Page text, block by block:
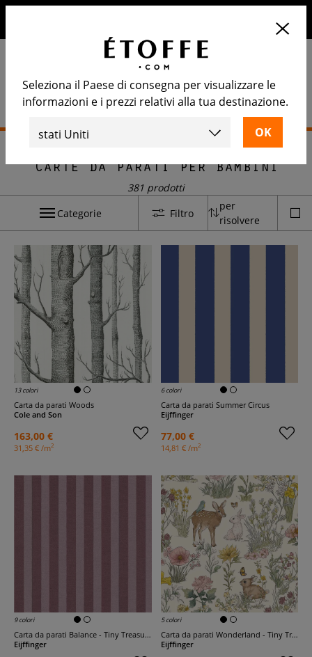
> Carta da parati
Carte da parati per bambini
381 prodotti
Categorie
Filtro
per
risolvere
13 colori
Carta da parati Woods
Cole and Son
163,00 €
31,35 € /m2
6 colori
Carta da parati Summer Circus
Eijffinger
77,00 €
14,81 € /m2
9 colori
Carta da parati Balance - Tiny Treasures
Eijffinger
5 colori
Carta da parati Wonderland - Tiny Treasures
Eijffinger
Seleziona il Paese di consegna per visualizzare le
informazioni e i prezzi relativi alla tua destinazione.